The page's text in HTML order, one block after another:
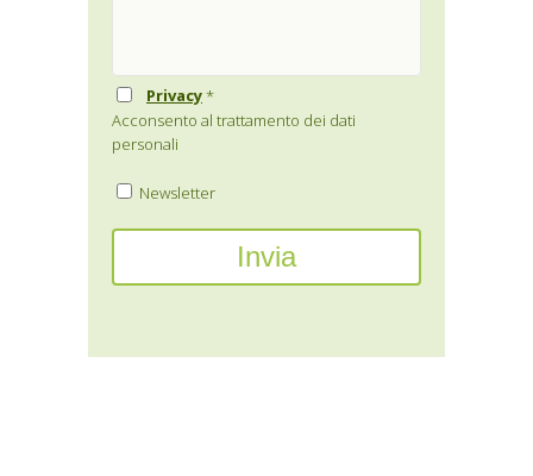
Privacy*
Acconsento al trattamento dei dati
personali
Newsletter